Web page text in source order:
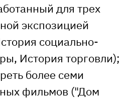
для трех
экспозицией
социально-
История торговли);
более семи
фильмов ("Дом